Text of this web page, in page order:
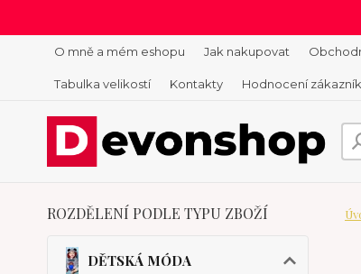
O mně a mém eshopu Jak nakupovat
Tabulka velikostí Kontakty Hodnocení
ROZDĚLENÍ PODLE TYPU ZBOŽÍ
DĚTSKÁ MÓDA